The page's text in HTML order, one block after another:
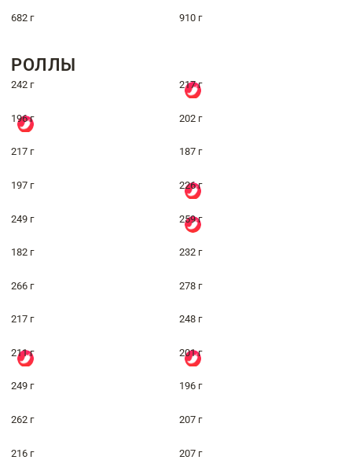
682 г 910 г
РОЛЛЫ
242 г 217 г
196 г 202 г
217 г 187 г
197 г 226 г
249 г 259 г
182 г 232 г
266 г 278 г
217 г 248 г
211 г 201 г
249 г 196 г
262 г 207 г
216 г 207 г